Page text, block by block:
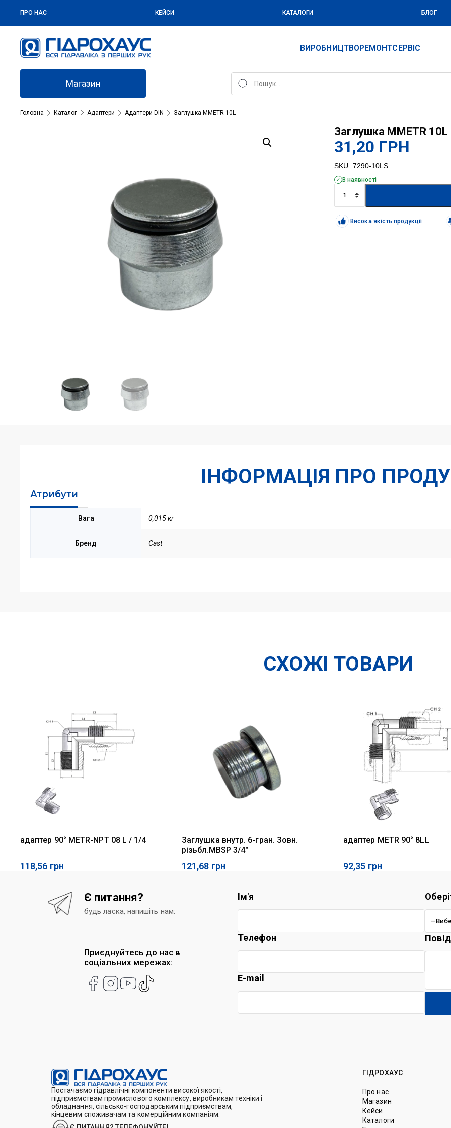
ПРО НАС КЕЙСИ КАТАЛОГИ БЛОГ
ВИРОБНИЦТВОРЕМОНТСЕРВІС
Магазин
Головна Каталог Адаптери Адаптери DIN Заглушка MMETR 10L
Заглушка MMETR 10L
31,20 ГРН
SKU: 7290-10LS
В наявності
Заглушка
MMETR
10L
кількістьВисока якість продукції
ІНФОРМАЦІЯ ПРО
Атрибути
Вага 0,015 кг
Бренд Cast
СХОЖІ ТОВАРИ
адаптер 90° METR-NPT 08 L / 1/4
118,56 грн
Заглушка внутр. 6-гран. Зовн.
різьбл.MBSP 3/4"
121,68 грн
адаптер METR 90° 8LL
92,35 грн
Є питання?
будь ласка, напишіть нам:
Приєднуйтесь до нас в
соціальних мережах:
Ім'я
Телефон
E-mail
Постачаємо гідравлічні компоненти високої якості,
підприємствам промислового комплексу, виробникам техніки і
обладнання, сільсько-господарським підприємствам,
кінцевим споживачам та комерційним компаніям.
ГІДРОХАУС
Про нас
Магазин
Кейси
Каталоги